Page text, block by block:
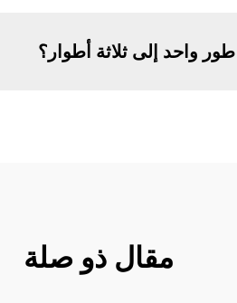
واحد إلى ثلاثة أطوار؟
مقال ذو صلة